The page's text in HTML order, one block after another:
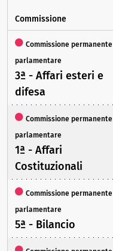
Commissione
Commissione permanente
parlamentare
3ª - Affari esteri e
difesa
Commissione permanente
parlamentare
1ª - Affari
Costituzionali
Commissione permanente
parlamentare
5ª - Bilancio